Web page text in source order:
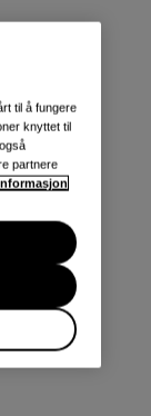
til å fungere
knyttet til
partnere